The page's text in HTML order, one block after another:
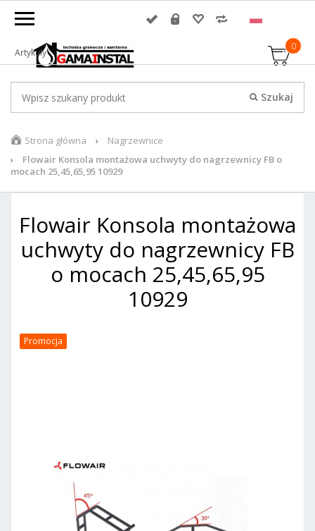
0
Artykuły
Strona główna
Nagrzewnice
Flowair Konsola montażowa uchwyty do nagrzewnicy FB o
mocach 25,45,65,95 10929
Flowair Konsola montażowa
uchwyty do nagrzewnicy FB
o mocach 25,45,65,95
10929
Promocja